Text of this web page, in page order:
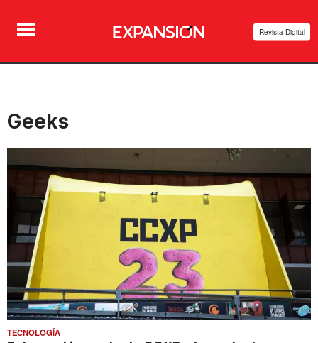
Revista Digital
Geeks
TECNOLOGÍA